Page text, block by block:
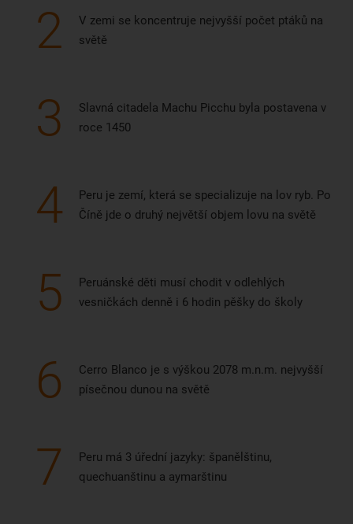
2
V zemi se koncentruje nejvyšší počet ptáků na
světě
3
Slavná citadela Machu Picchu byla postavena v
roce 1450
4
Peru je zemí, která se specializuje na lov ryb. Po
Číně jde o druhý největší objem lovu na světě
5
Peruánské děti musí chodit v odlehlých
vesničkách denně i 6 hodin pěšky do školy
6
Cerro Blanco je s výškou 2078 m.n.m. nejvyšší
písečnou dunou na světě
7
Peru má 3 úřední jazyky: španělštinu,
quechuanštinu a aymarštinu